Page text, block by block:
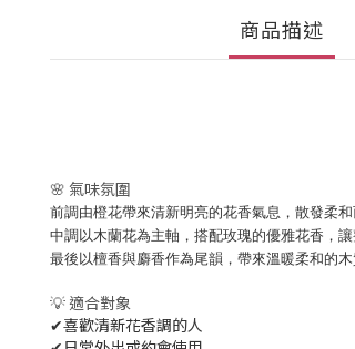
商品描述
🌸 氣味氛圍
前調由橙花帶來清新明亮的花香氣息，散發柔和
中調以木蘭花為主軸，搭配玫瑰的優雅花香，讓
最後以檀香與麝香作為尾韻，帶來溫暖柔和的
💡 適合對象
✔喜歡清新花香調的人